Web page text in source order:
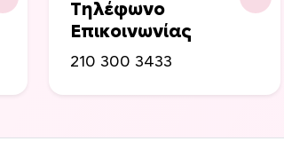
Τηλέφωνο
Επικοινωνίας
210 300 3433